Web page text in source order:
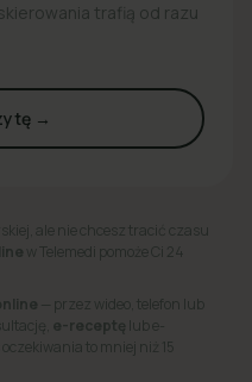
trafią od razu
→
ale nie chcesz tracić czasu
w Telemedi pomoże Ci 24
— przez wideo, telefon lub
e-receptę lub e-
to mniej niż 15